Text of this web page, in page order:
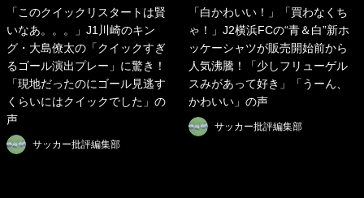
「このクイックリスタートは賢
いなあ。。。」J1川崎のキン
グ・大島僚太の「クイックすぎ
るゴール演出プレー」に驚き！
「現地だったのにゴール見逃す
くらいにはクイックでした」の
声
サッカー批評編集部
「白かわいい！」「買わなくち
ゃ！」J2横浜FCの“青＆白”新ホ
ッケーシャツが販売開始前から
人気沸騰！「少しフリューゲル
スみがあって好き」「うーん、
かわいい」の声
サッカー批評編集部